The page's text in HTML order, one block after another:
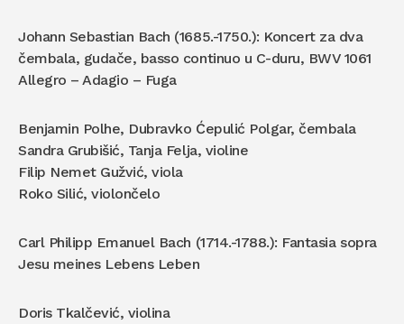
Johann Sebastian Bach (1685.-1750.): Koncert za dva
čembala, gudače, basso continuo u C-duru, BWV 1061
Allegro – Adagio – Fuga
Benjamin Polhe, Dubravko Ćepulić Polgar, čembala
Sandra Grubišić, Tanja Felja, violine
Filip Nemet Gužvić, viola
Roko Silić, violončelo
Carl Philipp Emanuel Bach (1714.-1788.): Fantasia sopra
Jesu meines Lebens Leben
Doris Tkalčević, violina